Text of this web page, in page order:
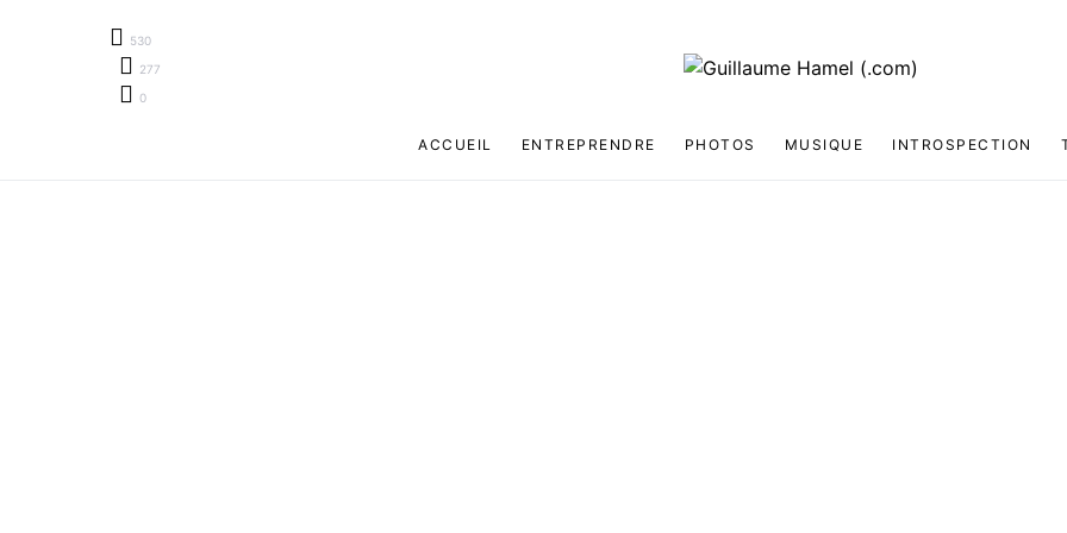
530
277
0
ACCUEIL ENTREPRENDRE PHOTOS MUSIQUE INTROSPECTION